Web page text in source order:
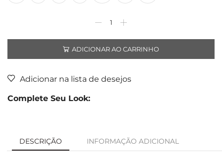
ADICIONAR AO CARRINHO
Adicionar na lista de desejos
Complete Seu Look:
DESCRIÇÃO INFORMAÇÃO ADICIONAL